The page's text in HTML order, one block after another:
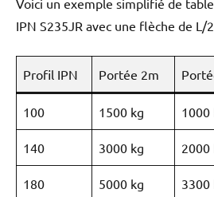
Voici un exemple simplifié de
IPN S235JR avec une flèche de L/
Profil IPN Portée 2m
100 1500 kg 1000
140 3000 kg 2000
180 5000 kg 3300